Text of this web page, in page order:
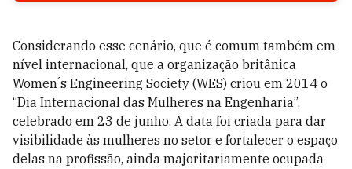
Considerando esse cenário, que é comum também em
nível internacional, que a organização britânica
Women ́s Engineering Society (WES) criou em 2014 o
“Dia Internacional das Mulheres na Engenharia”,
celebrado em 23 de junho. A data foi criada para dar
visibilidade às mulheres no setor e fortalecer o espaço
delas na profissão, ainda majoritariamente ocupada